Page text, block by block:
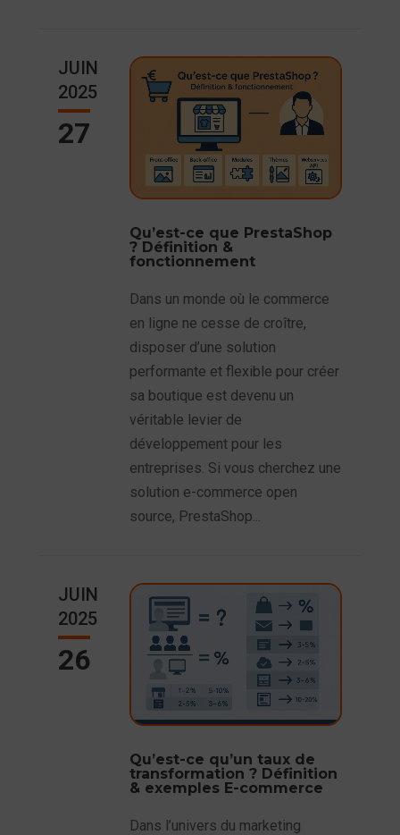
JUIN
2025
27
Qu’est-ce que PrestaShop
? Définition &
fonctionnement
Dans un monde où le commerce
en ligne ne cesse de croître,
disposer d’une solution
performante et flexible pour créer
sa boutique est devenu un
véritable levier de
développement pour les
entreprises. Si vous cherchez une
solution e-commerce open
source, PrestaShop...
JUIN
2025
26
Qu’est-ce qu’un taux de
transformation ? Définition
& exemples E-commerce
Dans l’univers du marketing